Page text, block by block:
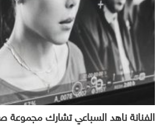
الفنانة ناهد السباعي تشارك